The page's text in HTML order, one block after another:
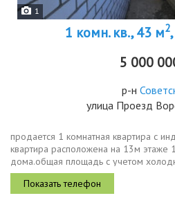
1
1 комн. кв., 43 м2
5 000
р-н
улица Проезд
продается 1 комнатная квартира с
квартира расположена на 13м этаже
дома.общая площадь с учетом
общая площадь 36,1 кв.м.жилая